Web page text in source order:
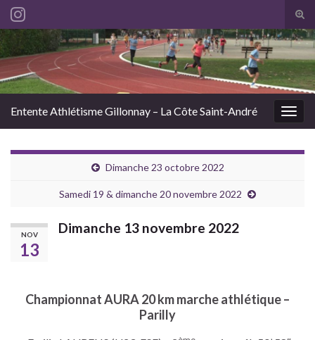
Search for:
Entente Athlétisme Gillonnay – La Côte Saint-André
Dimanche 23 octobre 2022
Samedi 19 & dimanche 20 novembre 2022
NOV
13
Dimanche 13 novembre 2022
Championnat AURA 20 km marche athlétique –
Parilly